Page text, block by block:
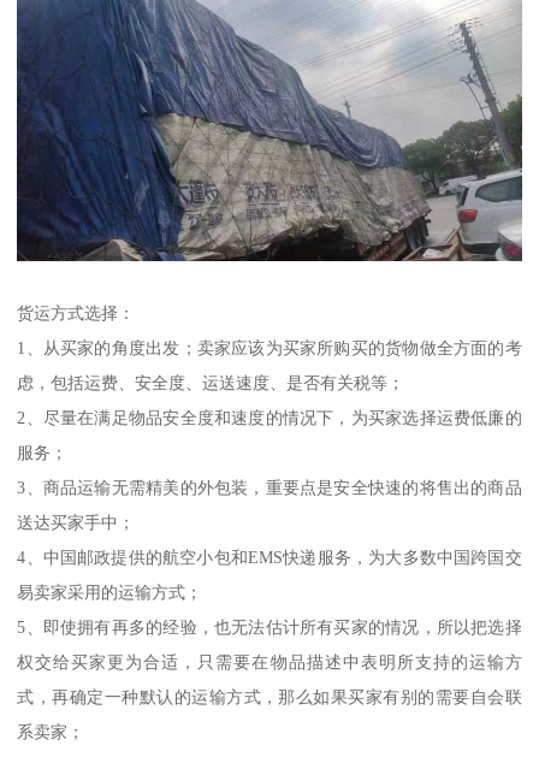
货运方式选择：
1、从买家的角度出发；卖家应该为买家所购买的货物做全方面的考
虑，包括运费、安全度、运送速度、是否有关税等；
2、尽量在满足物品安全度和速度的情况下，为买家选择运费低廉的
服务；
3、商品运输无需精美的外包装，重要点是安全快速的将售出的商品
送达买家手中；
4、中国邮政提供的航空小包和EMS快递服务，为大多数中国跨国交
易卖家采用的运输方式；
5、即使拥有再多的经验，也无法估计所有买家的情况，所以把选择
权交给买家更为合适，只需要在物品描述中表明所支持的运输方
式，再确定一种默认的运输方式，那么如果买家有别的需要自会联
系卖家；